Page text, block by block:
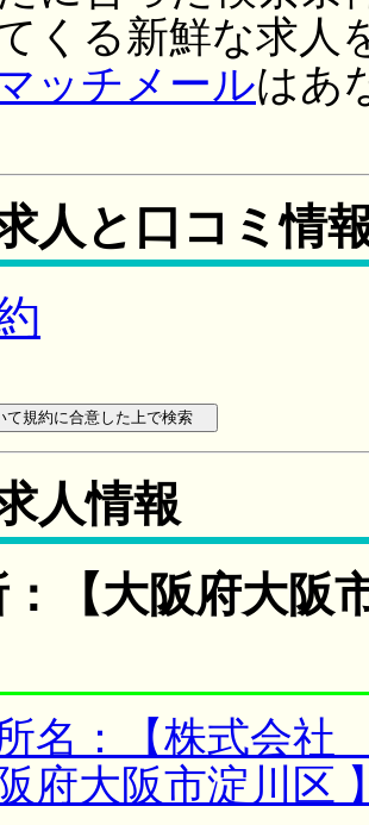
くる新鮮な求人
ッチメールはあ
人と口コミ情
人情報
【大阪府大阪
名：【株式会
阪府大阪市淀川